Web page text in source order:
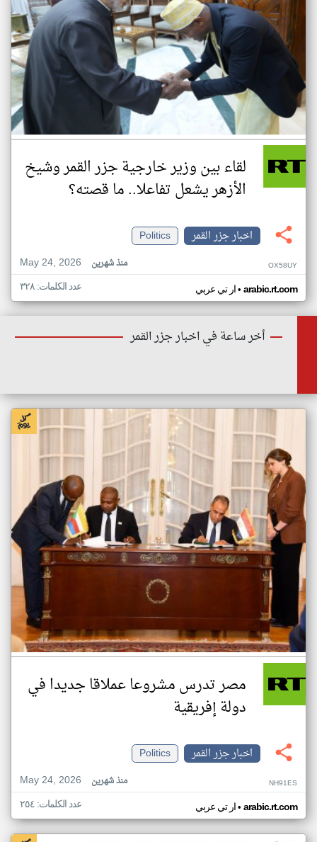
لقاء بين وزير خارجية جزر القمر وشيخ
الأزهر يشعل تفاعلا.. ما قصته؟
اخبار جزر القمر
Politics
May 24, 2026
منذ شهرين OX58UY
ار تي عربي• arabic.rt.com عدد الكلمات: ٣٢٨
أخر ساعة في اخبار جزر القمر
مصر تدرس مشروعا عملاقا جديدا في
دولة إفريقية
اخبار جزر القمر
Politics
May 24, 2026
منذ شهرين NH91ES
ار تي عربي• arabic.rt.com عدد الكلمات: ٢٥٤